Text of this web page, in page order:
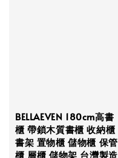
BELLAEVEN 180cm高書
櫃 帶鎖木質書櫃 收納櫃
書架 置物櫃 儲物櫃 保管
櫃 層櫃 儲物架 台灣製造